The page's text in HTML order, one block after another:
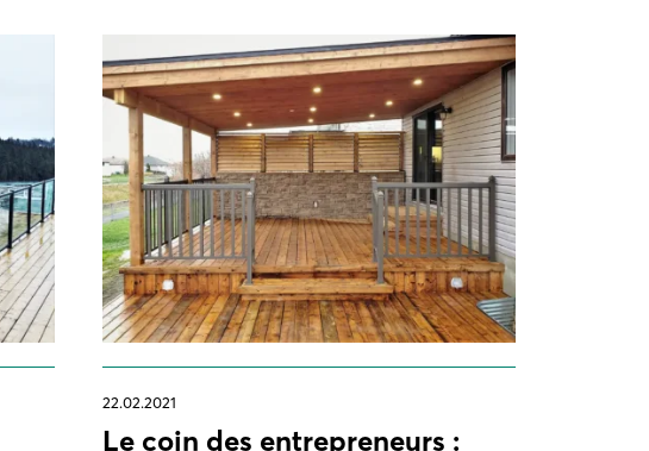
22.02.2021
Le coin des entrepreneurs :